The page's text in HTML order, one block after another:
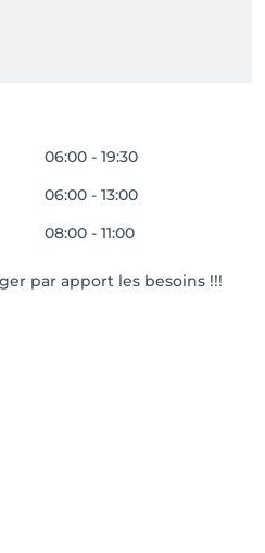
06:00 - 19:30
06:00 - 13:00
08:00 - 11:00
par apport les besoins !!!